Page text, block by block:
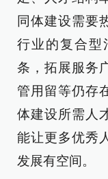
同体建设需要
行业的复合型
条，拓展服务
管用留等仍存
体建设所需人
能让更多优秀
发展有空间。